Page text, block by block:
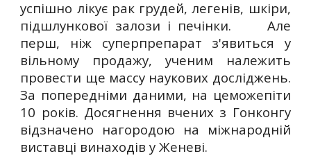
успішно лікує рак грудей, легенів, шкіри,
підшлункової залози і печінки. Але
перш, ніж суперпрепарат з'явиться у
вільному продажу, ученим належить
провести ще массу наукових досліджень.
За попередніми даними, на цеможепіти
10 років. Досягнення вчених з Гонконгу
відзначено нагородою на міжнародній
виставці винаходів у Женеві.